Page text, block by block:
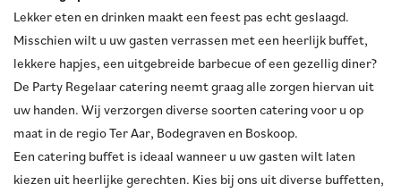
Lekker eten en drinken maakt een feest pas echt geslaagd.
Misschien wilt u uw gasten verrassen met een heerlijk buffet,
lekkere hapjes, een uitgebreide barbecue of een gezellig diner?
De Party Regelaar catering neemt graag alle zorgen hiervan uit
uw handen. Wij verzorgen diverse soorten catering voor u op
maat in de regio Ter Aar, Bodegraven en Boskoop.
Een catering buffet is ideaal wanneer u uw gasten wilt laten
kiezen uit heerlijke gerechten. Kies bij ons uit diverse buffetten,